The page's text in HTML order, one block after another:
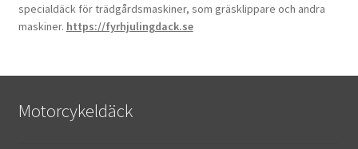
specialdäck för trädgårdsmaskiner, som gräsklippare och andra
maskiner. https://fyrhjulingdack.se
Motorcykeldäck